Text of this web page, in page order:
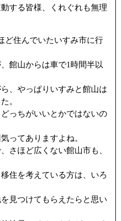
する皆様、くれぐれも無理
ど住んでいたいすみ市に行
館山からは車で1時間半以
、やっぱりいすみと館山は
。
っちがいいとかではないの
ってありますよね。
さほど広くない館山市も、
住を考えている方は、いろ
見つけてもらえたらと思い